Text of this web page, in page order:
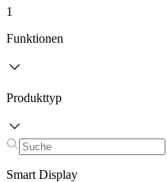
1
Funktionen
Produkttyp
Smart Display